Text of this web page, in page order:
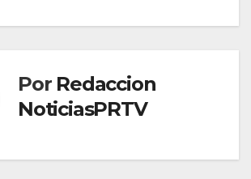
Por Redaccion
NoticiasPRTV